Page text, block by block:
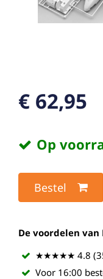
€ 62,95
Op
Bestel
De voordelen
★★★★★ 4.8
Voor 16:00